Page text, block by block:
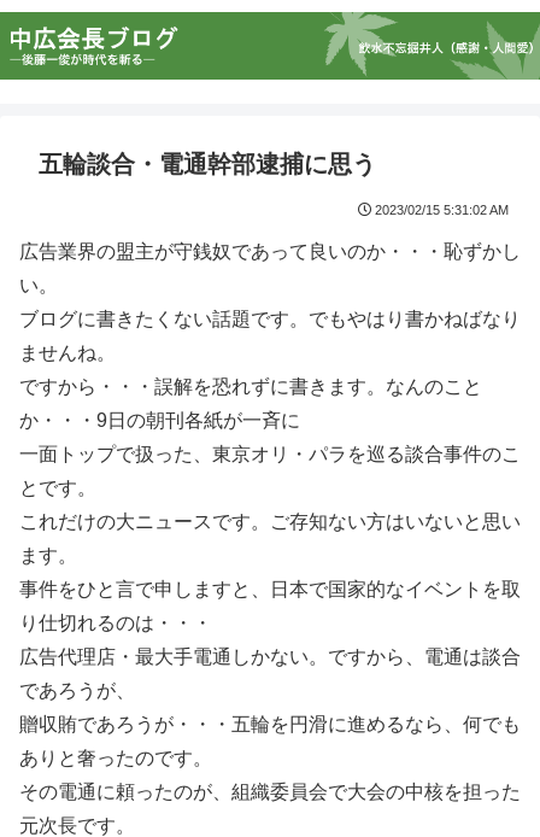
五輪談合・電通幹部逮捕に思う
2023/02/15 5:31:02 AM
広告業界の盟主が守銭奴であって良いのか・・・恥ずかし
い。
ブログに書きたくない話題です。でもやはり書かねばなり
ませんね。
ですから・・・誤解を恐れずに書きます。なんのこと
か・・・9日の朝刊各紙が一斉に
一面トップで扱った、東京オリ・パラを巡る談合事件のこ
とです。
これだけの大ニュースです。ご存知ない方はいないと思い
ます。
事件をひと言で申しますと、日本で国家的なイベントを取
り仕切れるのは・・・
広告代理店・最大手電通しかない。ですから、電通は談合
であろうが、
贈収賄であろうが・・・五輪を円滑に進めるなら、何でも
ありと奢ったのです。
その電通に頼ったのが、組織委員会で大会の中核を担った
元次長です。